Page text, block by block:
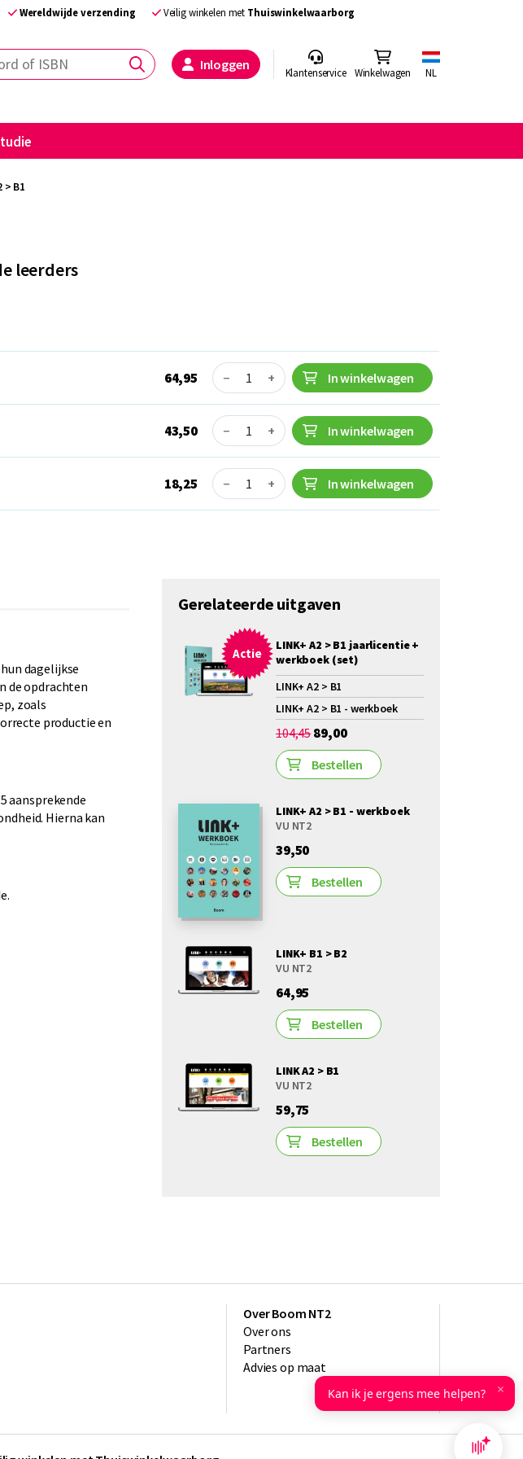
Wereldwijde verzending Veilig winkelen met Thuiswinkelwaarborg
Inloggen Klantenservice Winkelwagen NL
> B1
leerders
64,95 Quantity
− + In winkelwagen
43,50 Quantity
− + In winkelwagen
18,25 Quantity
− + In winkelwagen
dagelijkse
de opdrachten
zoals
productie en
aansprekende
Hierna kan
Gerelateerde uitgaven
Actie
LINK+ A2 > B1 jaarlicentie +
werkboek (set)
LINK+ A2 > B1
LINK+ A2 > B1 - werkboek
104,4589,00
Bestellen
LINK+ A2 > B1 - werkboek
VU NT2
39,50
Bestellen
LINK+ B1 > B2
VU NT2
64,95
Bestellen
LINK A2 > B1
VU NT2
59,75
Bestellen
Over Boom NT2
Over ons
Partners
Advies op maat
Kan ik je ergens mee helpen? ×